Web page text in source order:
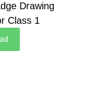
Drawing
Class 1